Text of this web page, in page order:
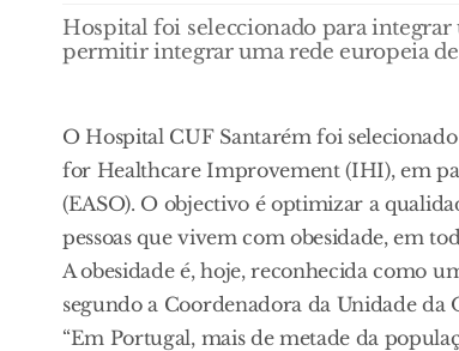
Hospital foi seleccionado para
permitir integrar uma rede europeia
O Hospital CUF Santarém foi
for Healthcare Improvement (IHI), em
(EASO). O objectivo é optimizar a
pessoas que vivem com obesidade, em
A obesidade é, hoje, reconhecida como
segundo a Coordenadora da Unidade da
“Em Portugal, mais de metade da